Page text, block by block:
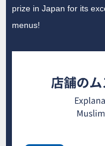
prize in Japan for its
menus!